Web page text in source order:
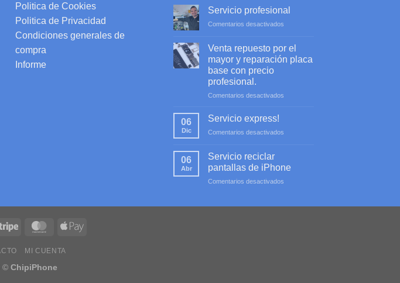
Politica de Cookies
Politica de Privacidad
Condiciones generales de
compra
Informe
Servicio profesional
Comentarios desactivados
profesional
Venta repuesto por el
mayor y reparación placa
base con precio
profesional.
Comentarios desactivados
reparación
06
Dic
Servicio express!
Comentarios desactivados
06
Abr
Servicio reciclar
pantallas de iPhone
Comentarios desactivados
MI CUENTA
© ChipiPhone